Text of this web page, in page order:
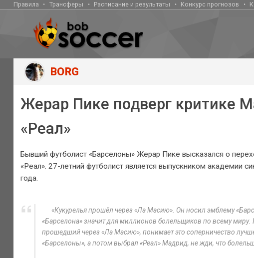
Правила Трансферы Расписание и результаты Конкурс прогнозов
BORG
Жерар Пике подверг критике
«Реал»
Бывший футболист «Барселоны» Жерар Пике высказался о
«Реал». 27-летний футболист является выпускником академии
года.
«Кукурелья прошёл через «Ла Масию». Он носил эмблему
«Барселона» значит для миллионов болельщиков по всему
прошедший через «Ла Масию», понимает это соперничество
«Барселоны», а потом выбрал «Реал» Мадрид, не жди, что